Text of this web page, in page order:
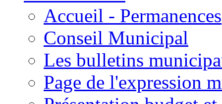
Accueil - Permanences
Conseil Municipal
Les bulletins
Page de l'expression